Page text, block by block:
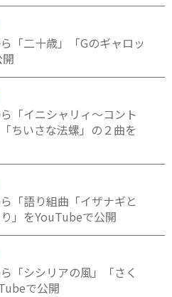
「二十歳」「Gのギャロッ
「イニシャリィ～コント
ちいさな法螺」の２曲を
「語り組曲「イザナギと
」をYouTubeで公開
「シシリアの風」「さく
で公開